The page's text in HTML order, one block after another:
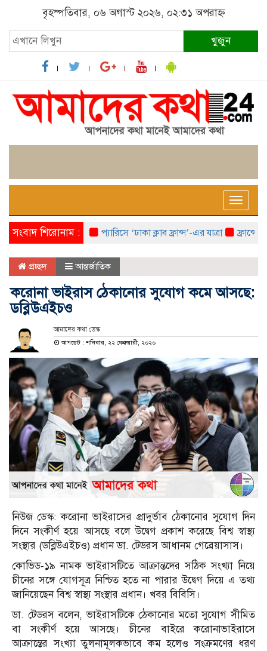
বৃহস্পতিবার, ০৬ অগাস্ট ২০২৬, ০২:৩১ অপরাহ্ন
খুজুন
Toggle
সংবাদ শিরোনাম :
প্যারিসে ‘ঢাকা ক্লাব ফ্রান্স’-এর যাত্রা ফ্রান্সে
প্রচ্ছদ আন্তর্জাতিক
করোনা ভাইরাস ঠেকানোর সুযোগ কমে আসছে:
ডব্লিউএইচও
আমাদের কথা ডেস্ক
আপডেট : শনিবার, ২২ ফেব্রুয়ারী, ২০২০
নিউজ ডেস্ক: করোনা ভাইরাসের প্রাদুর্ভাব ঠেকানোর সুযোগ দিন
দিনে সংকীর্ণ হয়ে আসছে বলে উদ্বেগ প্রকাশ করেছে বিশ্ব স্বাস্থ্য
সংস্থার (ডব্লিউএইচও) প্রধান ডা. টেডরস আধানম গেব্রেয়াসাস।
কোভিড-১৯ নামক ভাইরাসটিতে আক্রান্তদের সঠিক সংখ্যা নিয়ে
চীনের সঙ্গে যোগসূত্র নিশ্চিত হতে না পারার উদ্বেগ দিয়ে এ তথ্য
জানিয়েছেন বিশ্ব স্বাস্থ্য সংস্থার প্রধান। খবর বিবিসি।
ডা. টেডরস বলেন, ভাইরাসটিকে ঠেকানোর মতো সুযোগ সীমিত
বা সংকীর্ণ হয়ে আসছে। চীনের বাইরে করোনাভাইরাসে
আক্রান্তের সংখ্যা তুলনামূলকভাবে কম হলেও সংক্রমণের ধরণ